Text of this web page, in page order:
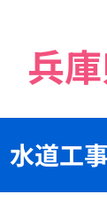
兵
水道工